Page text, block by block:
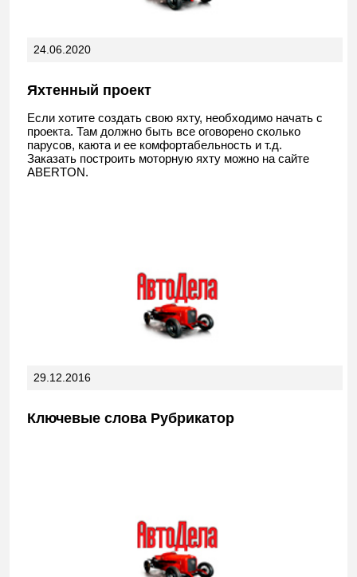
24.06.2020
Яхтенный проект
Если хотите создать свою яхту, необходимо начать с
проекта. Там должно быть все оговорено сколько
парусов, каюта и ее комфортабельность и т.д.
Заказать построить моторную яхту можно на сайте
ABERTON.
29.12.2016
Ключевые слова Рубрикатор